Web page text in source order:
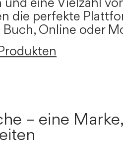
die perfekte
Online oder
– eine